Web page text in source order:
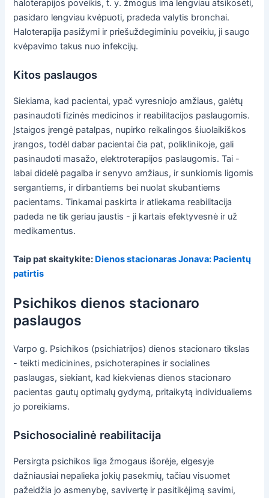
haloterapijos poveikis, t. y. žmogus ima lengviau atsikosėti,
pasidaro lengviau kvėpuoti, pradeda valytis bronchai.
Haloterapija pasižymi ir priešuždegiminiu poveikiu, ji saugo
kvėpavimo takus nuo infekcijų.
Kitos paslaugos
Siekiama, kad pacientai, ypač vyresniojo amžiaus, galėtų
pasinaudoti fizinės medicinos ir reabilitacijos paslaugomis.
Įstaigos įrengė patalpas, nupirko reikalingos šiuolaikiškos
įrangos, todėl dabar pacientai čia pat, poliklinikoje, gali
pasinaudoti masažo, elektroterapijos paslaugomis. Tai -
labai didelė pagalba ir senyvo amžiaus, ir sunkiomis ligomis
sergantiems, ir dirbantiems bei nuolat skubantiems
pacientams. Tinkamai paskirta ir atliekama reabilitacija
padeda ne tik geriau jaustis - ji kartais efektyvesnė ir už
medikamentus.
Taip pat skaitykite: Dienos stacionaras Jonava: Pacientų
patirtis
Psichikos dienos stacionaro
paslaugos
Varpo g. Psichikos (psichiatrijos) dienos stacionaro tikslas
- teikti medicinines, psichoterapines ir socialines
paslaugas, siekiant, kad kiekvienas dienos stacionaro
pacientas gautų optimalų gydymą, pritaikytą individualiems
jo poreikiams.
Psichosocialinė reabilitacija
Persirgta psichikos liga žmogaus išorėje, elgesyje
dažniausiai nepalieka jokių pasekmių, tačiau visuomet
pažeidžia jo asmenybę, savivertę ir pasitikėjimą savimi,